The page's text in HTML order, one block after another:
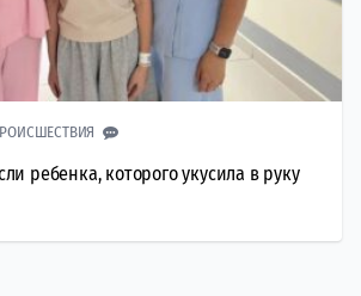
ребенка, которого укусила в руку